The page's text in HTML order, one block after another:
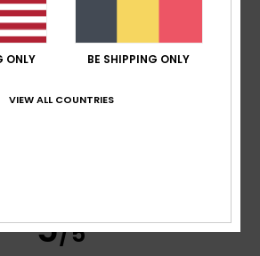
5
5/5
ONLY BE SHIPPING ONLY
VIEW ALL COUNTRIES